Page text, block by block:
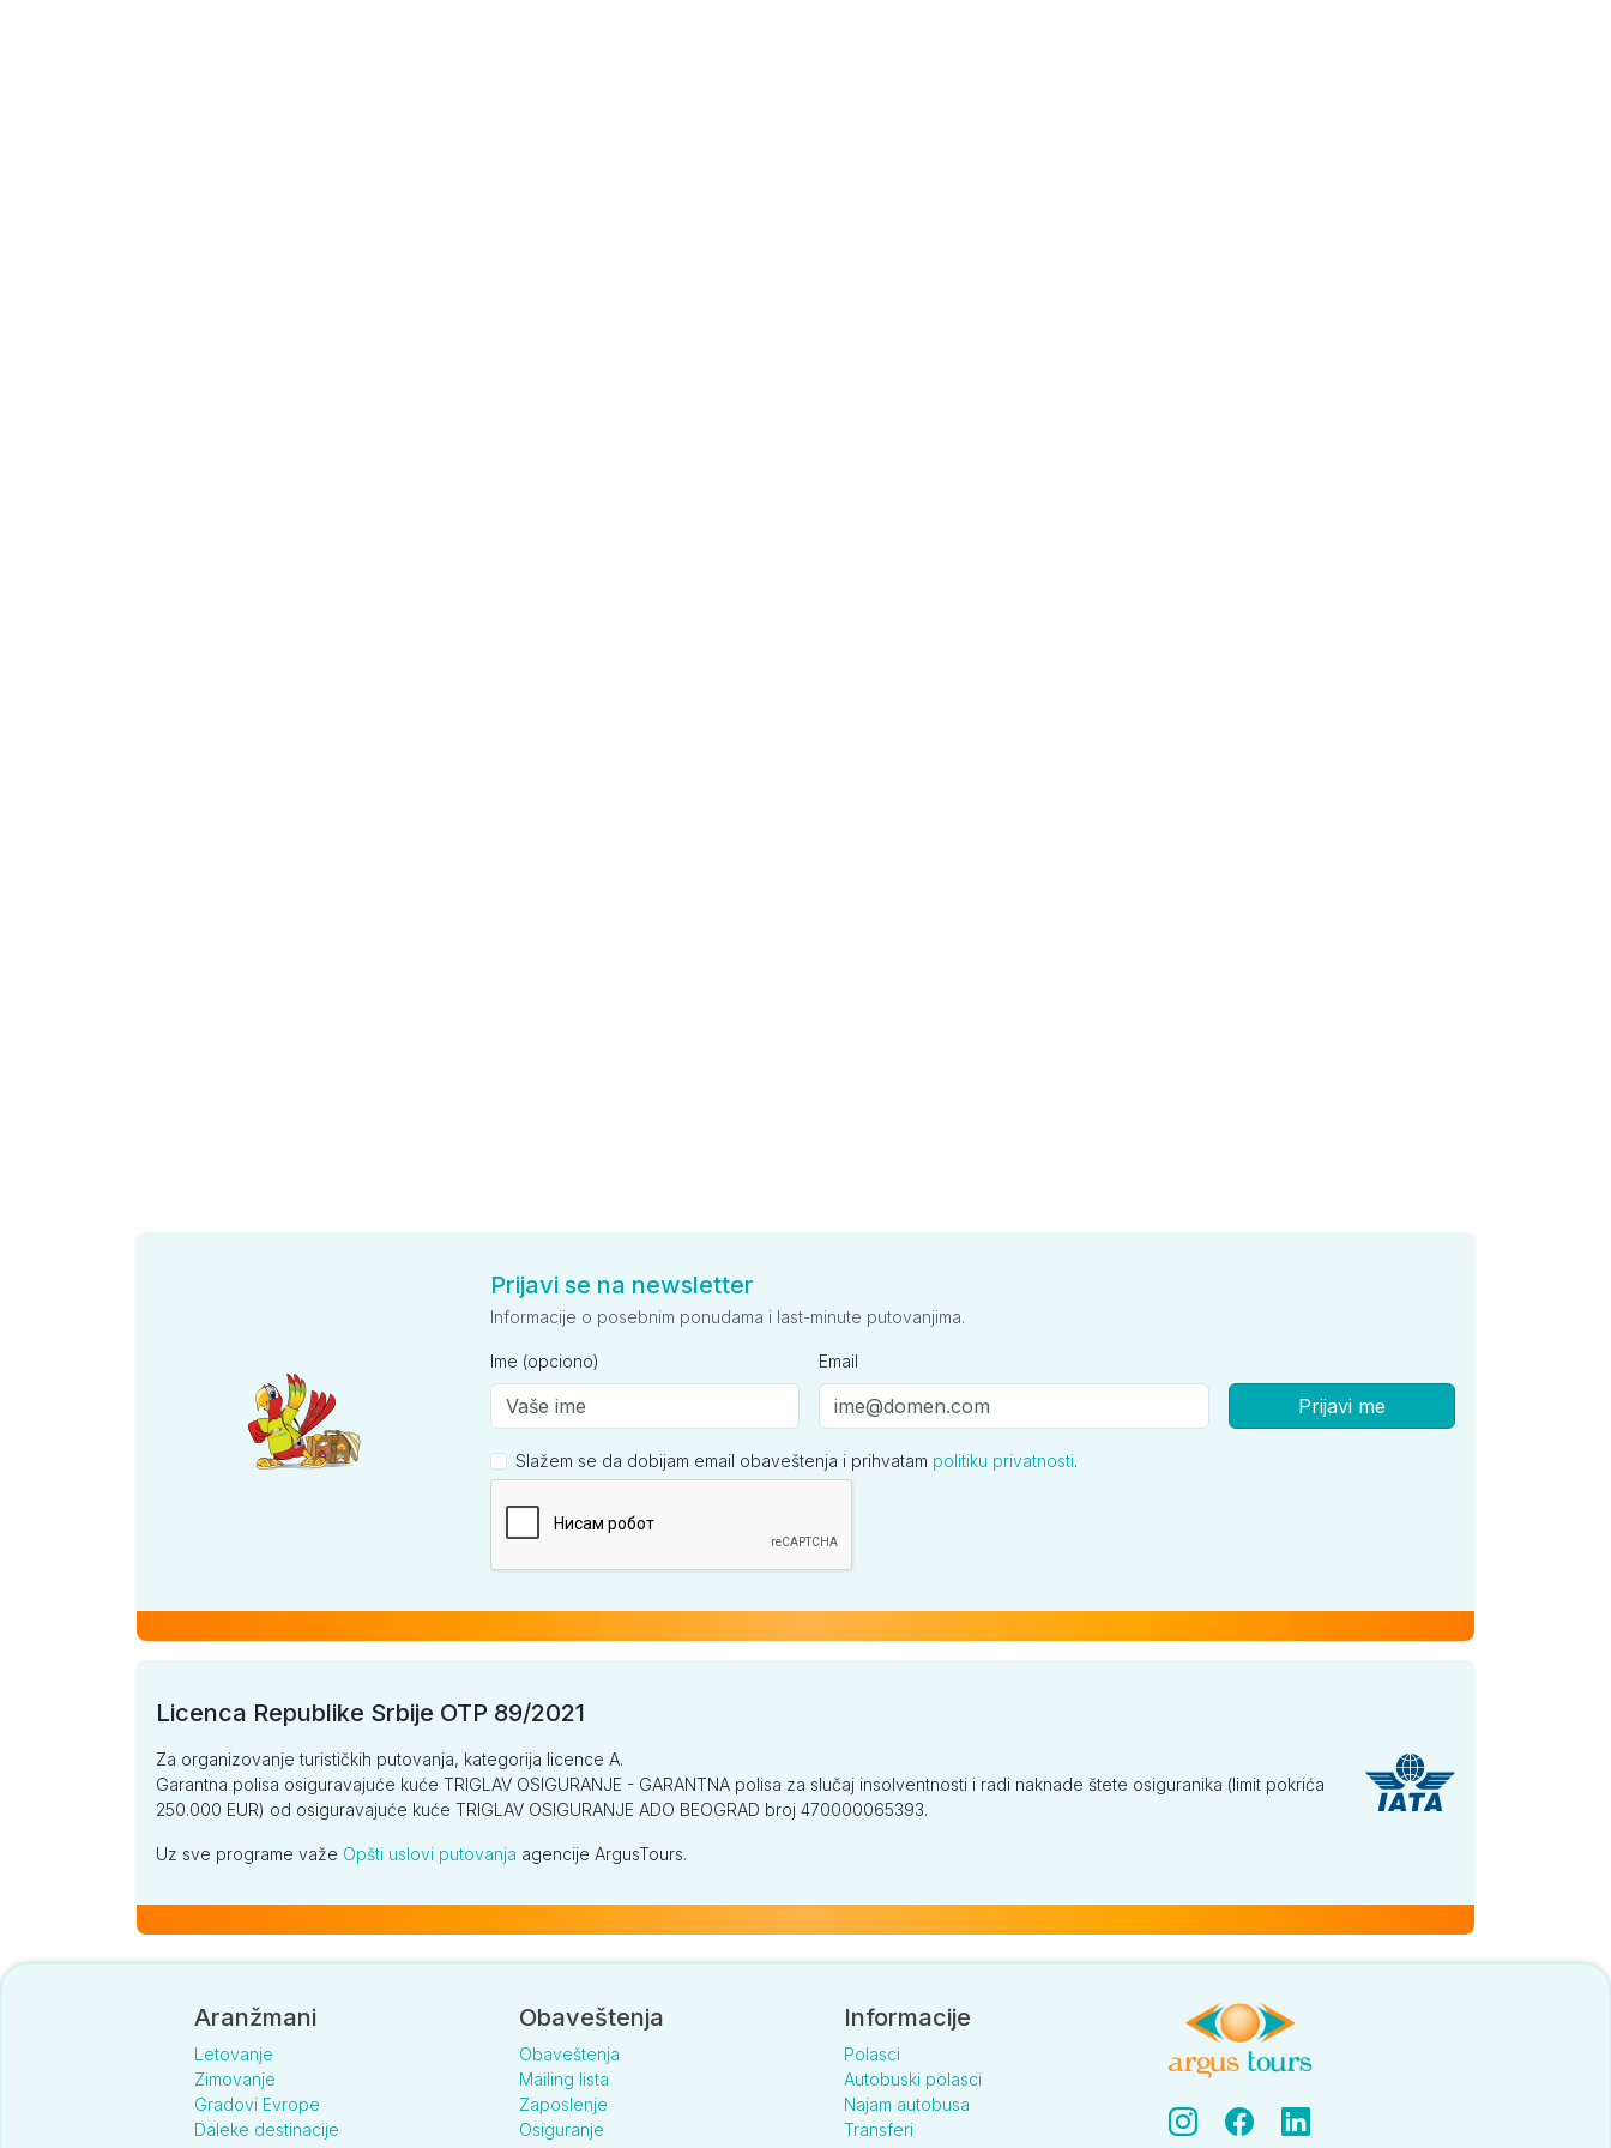
Prijavi se na newsletter
Informacije o posebnim ponudama i last-minute putovanjima.
Ime (opciono) Email
Prijavi me
Slažem se da dobijam email obaveštenja i prihvatam politiku privatnosti.
Licenca Republike Srbije OTP 89/2021
Za organizovanje turističkih putovanja, kategorija licence A.
Garantna polisa osiguravajuće kuće TRIGLAV OSIGURANJE - GARANTNA polisa za slučaj insolventnosti i radi naknade štete osiguranika (limit pokrića
250.000 EUR) od osiguravajuće kuće TRIGLAV OSIGURANJE ADO BEOGRAD broj 470000065393.
Uz sve programe važe Opšti uslovi putovanja agencije ArgusTours.
Aranžmani
Letovanje
Zimovanje
Gradovi Evrope
Daleke destinacije
Obaveštenja
Obaveštenja
Mailing lista
Zaposlenje
Osiguranje
Informacije
Polasci
Autobuski polasci
Najam autobusa
Transferi